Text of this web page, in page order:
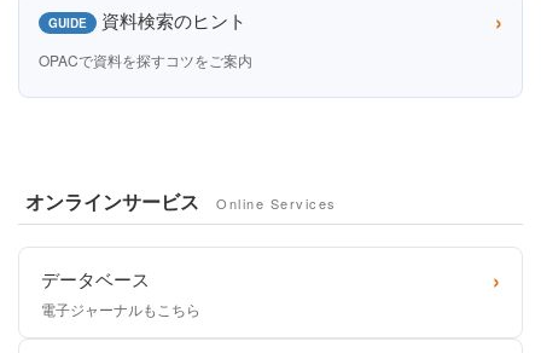
GUIDE 資料検索のヒント ›
OPACで資料を探すコツをご案内
オンラインサービス Online Services
データベース ›
電子ジャーナルもこちら